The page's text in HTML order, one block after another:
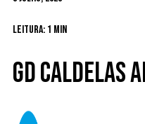
Leitura: 1 min
GD Caldelas